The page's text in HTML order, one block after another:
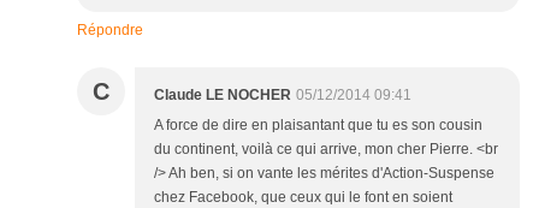
Répondre
C Claude LE NOCHER 05/12/2014 09:41
A force de dire en plaisantant que tu es son cousin
du continent, voilà ce qui arrive, mon cher Pierre. <br
/> Ah ben, si on vante les mérites d'Action-Suspense
chez Facebook, que ceux qui le font en soient